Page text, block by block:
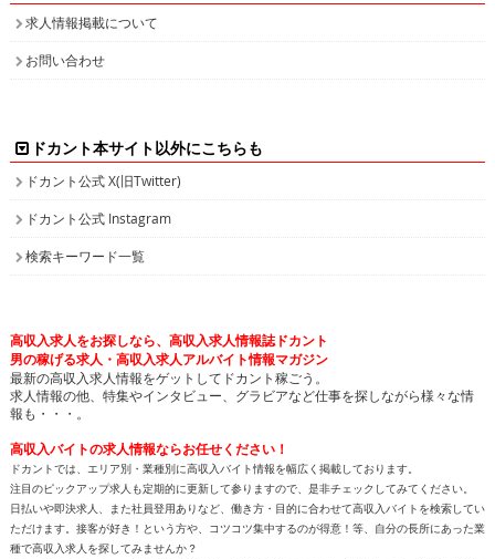
求人情報掲載について
お問い合わせ
ドカント本サイト以外にこちらも
ドカント公式 X(旧Twitter)
ドカント公式 Instagram
検索キーワード一覧
高収入求人をお探しなら、高収入求人情報誌ドカント
男の稼げる求人・高収入求人アルバイト情報マガジン
最新の高収入求人情報をゲットしてドカント稼ごう。
求人情報の他、特集やインタビュー、グラビアなど仕事を探しながら様々な情
報も・・・。
高収入バイトの求人情報ならお任せください！
ドカントでは、エリア別・業種別に高収入バイト情報を幅広く掲載しております。
注目のピックアップ求人も定期的に更新して参りますので、是非チェックしてみてください。
日払いや即決求人、また社員登用ありなど、働き方・目的に合わせて高収入バイトを検索してい
ただけます。接客が好き！という方や、コツコツ集中するのが得意！等、自分の長所にあった業
種で高収入求人を探してみませんか？